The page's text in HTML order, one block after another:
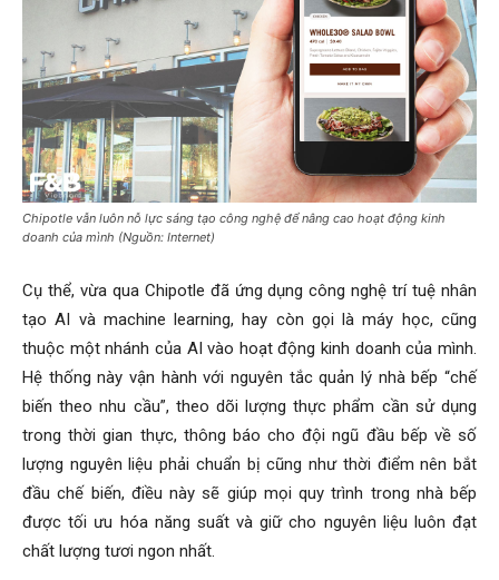
Chipotle vẫn luôn nỗ lực sáng tạo công nghệ để nâng cao hoạt động kinh
doanh của mình (Nguồn: Internet)
Cụ thể, vừa qua Chipotle đã ứng dụng công nghệ trí tuệ nhân
tạo AI và machine learning, hay còn gọi là máy học, cũng
thuộc một nhánh của AI vào hoạt động kinh doanh của mình.
Hệ thống này vận hành với nguyên tắc quản lý nhà bếp “chế
biến theo nhu cầu”, theo dõi lượng thực phẩm cần sử dụng
trong thời gian thực, thông báo cho đội ngũ đầu bếp về số
lượng nguyên liệu phải chuẩn bị cũng như thời điểm nên bắt
đầu chế biến, điều này sẽ giúp mọi quy trình trong nhà bếp
được tối ưu hóa năng suất và giữ cho nguyên liệu luôn đạt
chất lượng tươi ngon nhất.